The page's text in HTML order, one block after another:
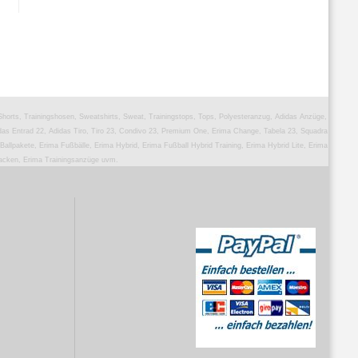
Trainingshosen, Sweatshirts, Sweat, Trainingstops, Tops, Polyesteranzug, Adidas Anzüge,
Entrad 22, Adidas Tiro, Tiro 23, Condivo 23, Premium One, Erima Change, Tabela 23, Squadra
Erima Fußbälle, Erima Hybrid, Erima Fußball Hybrid Training, Erima Hybrid Lite, Erima
Erima Trainingsanzüge uvm.